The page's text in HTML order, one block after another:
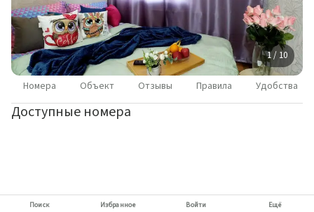
1 / 10
Номера Объект Отзывы Правила Удобства
Доступные номера
Поиск Избранное Войти Ещё